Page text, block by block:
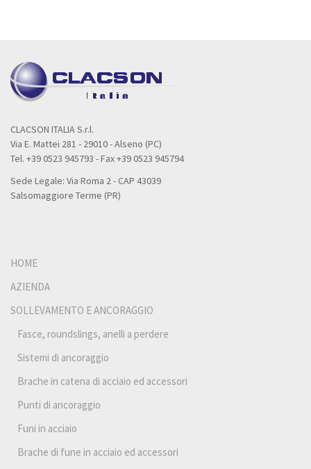
CLACSON ITALIA S.r.l.
Via E. Mattei 281 - 29010 - Alseno (PC)
Tel. +39 0523 945793 - Fax +39 0523 945794
Sede Legale: Via Roma 2 - CAP 43039
Salsomaggiore Terme (PR)
HOME
AZIENDA
SOLLEVAMENTO E ANCORAGGIO
Fasce, roundslings, anelli a perdere
Sistemi di ancoraggio
Brache in catena di acciaio ed accessori
Punti di ancoraggio
Funi in acciaio
Brache di fune in acciaio ed accessori